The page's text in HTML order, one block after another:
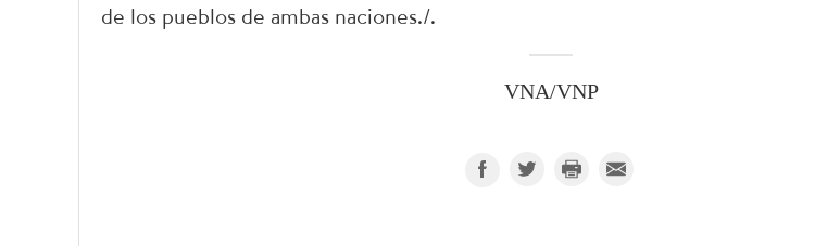
de los pueblos de ambas naciones./.
VNA/VNP